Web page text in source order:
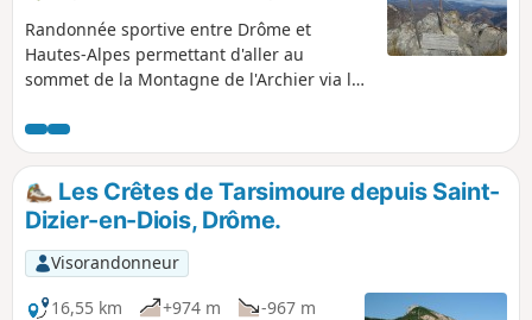
Randonnée sportive entre Drôme et
Hautes-Alpes permettant d'aller au
sommet de la Montagne de l'Archier via le
Maraysse. Vues panoramiques à 360°, sur
le Rosanais, depuis le Mont Ventoux au
Sud jusqu'au Dévoluy et le Vercors côté
Nord. À proximité, vue sur la Vanige, les
montagnes de la Clavelière, du Raton et de
l'Aup.
Les Crêtes de Tarsimoure depuis Saint-
Dizier-en-Diois, Drôme.
Visorandonneur
16,55 km
+974 m
-967 m